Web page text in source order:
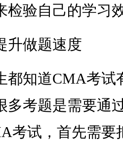
检验自己的学习
做题速度
知道CMA考试
多考题是需要通
考试，首先需